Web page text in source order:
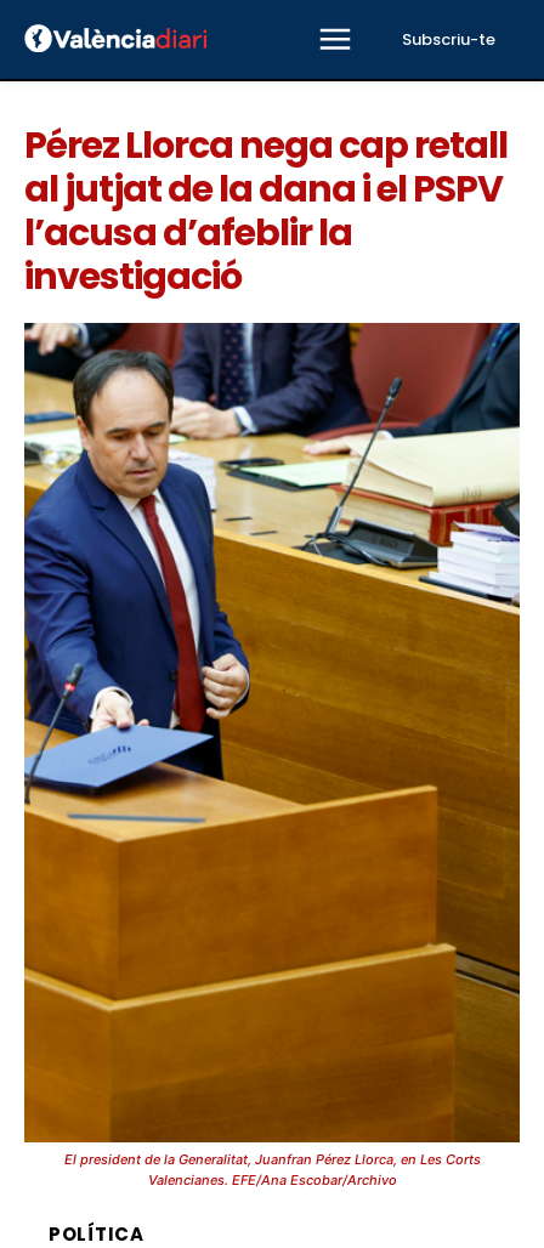
Subscriu-te
Pérez Llorca nega cap retall
al jutjat de la dana i el PSPV
l’acusa d’afeblir la
investigació
El president de la Generalitat, Juanfran Pérez Llorca, en Les Corts
Valencianes. EFE/Ana Escobar/Archivo
POLÍTICA